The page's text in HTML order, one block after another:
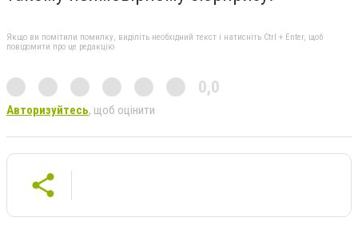
Якщо ви помітили помилку, виділіть необхідний текст і натисніть Ctrl + Enter, щоб
повідомити про це редакцію
0,0
Авторизуйтесь, щоб оцінити